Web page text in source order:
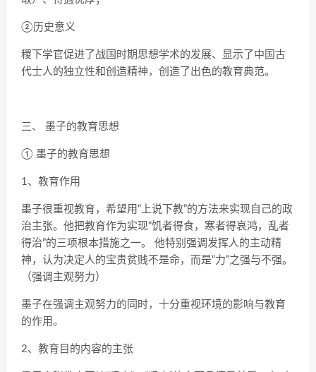
②历史意义
稷下学官促进了战国时期思想学术的发展、显示了中国古
代士人的独立性和创造精神，创造了出色的教育典范。
三、 墨子的教育思想
① 墨子的教育思想
1、教育作用
墨子很重视教育，希望用“上说下教”的方法来实现自己的政
治主张。他把教育作为实现“饥者得食，寒者得哀鸿，乱者
得治”的三项根本措施之一。 他特别强调发挥人的主动精
神，认为决定人的宝贵贫贱不是命，而是“力”之强与不强。
（强调主观努力）
墨子在强调主观努力的同时，十分重视环境的影响与教育
的作用。
2、教育目的内容的主张